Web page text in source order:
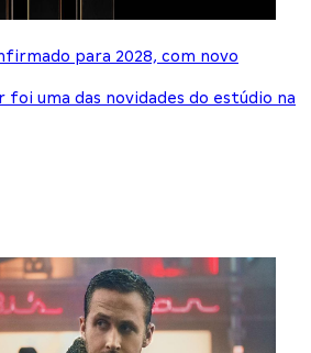
para 2028, com novo
foi uma das novidades do estúdio na